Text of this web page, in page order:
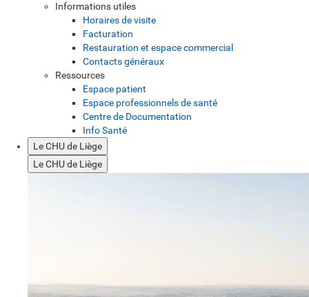
Informations utiles
Horaires de visite
Facturation
Restauration et espace commercial
Contacts généraux
Ressources
Espace patient
Espace professionnels de santé
Centre de Documentation
Info Santé
Le CHU de Liège
Le CHU de Liège